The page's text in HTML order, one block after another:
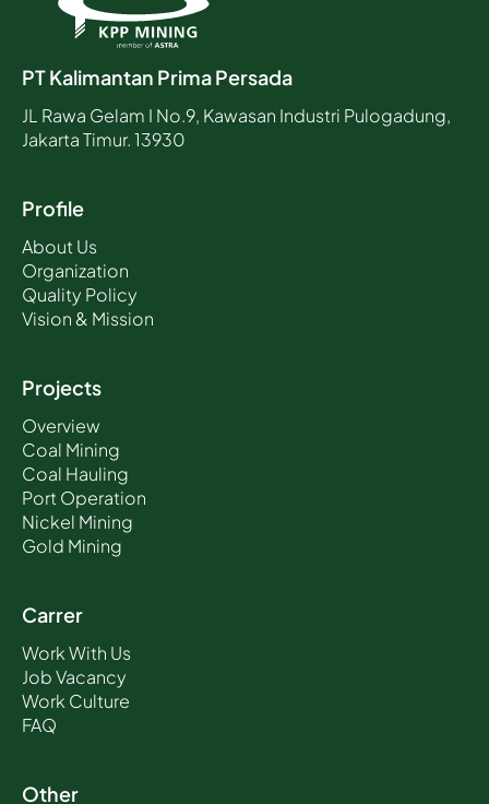
PT Kalimantan Prima Persada
JL Rawa Gelam I No.9, Kawasan Industri Pulogadung,
Jakarta Timur. 13930
Profile
About Us
Organization
Quality Policy
Vision & Mission
Projects
Overview
Coal Mining
Coal Hauling
Port Operation
Nickel Mining
Gold Mining
Carrer
Work With Us
Job Vacancy
Work Culture
FAQ
Other